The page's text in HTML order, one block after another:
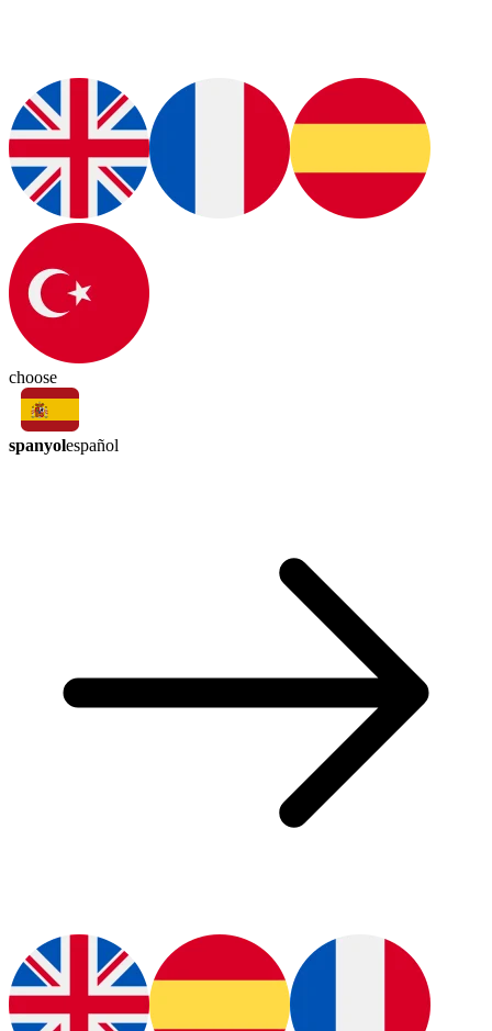
choose
spanyolespañol